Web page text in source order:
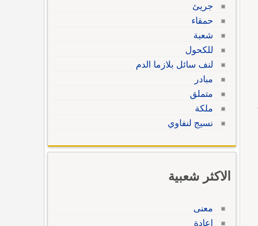
جريئ
حمقاء
شعبة
للكحول
لنف سائل بلازما الدم
مبادر
متملق
ملكة
نسيج لنفاوي
الاكثر شعبية
معنى
إعادة